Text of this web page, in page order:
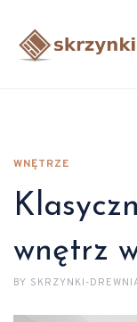
WNĘTRZE
wnętrz
BY SKRZYNKI-